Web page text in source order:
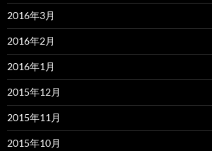
2016年3月
2016年2月
2016年1月
2015年12月
2015年11月
2015年10月